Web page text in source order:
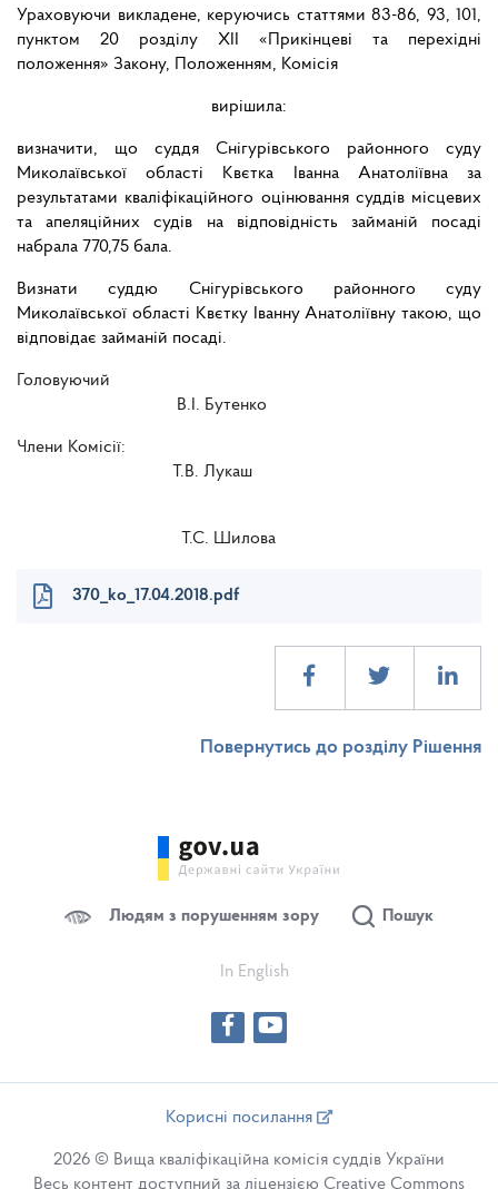
Ураховуючи викладене, керуючись статтями 83-86, 93, 101,
пунктом 20 розділу XII «Прикінцеві та перехідні
положення» Закону, Положенням, Комісія
вирішила:
визначити, що суддя Снігурівського районного суду
Миколаївської області Квєтка Іванна Анатоліївна за
результатами кваліфікаційного оцінювання суддів місцевих
та апеляційних судів на відповідність займаній посаді
набрала 770,75 бала.
Визнати суддю Снігурівського районного суду
Миколаївської області Квєтку Іванну Анатоліївну такою, що
відповідає займаній посаді.
Головуючий
В.І. Бутенко
Члени Комісії:
Т.В. Лукаш
Т.С. Шилова
370_ko_17.04.2018.pdf
Повернутись до розділу Рішення
Людям з порушенням зору Пошук
In English
Корисні посилання
2026 © Вища кваліфікаційна комісія суддів України
Весь контент доступний за ліцензією Creative Commons